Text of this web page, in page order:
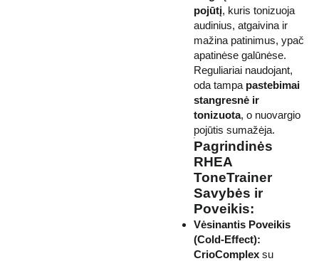
pojūtį, kuris tonizuoja
audinius, atgaivina ir
mažina patinimus, ypač
apatinėse galūnėse.
Reguliariai naudojant,
oda tampa pastebimai
stangresnė ir
tonizuota, o nuovargio
pojūtis sumažėja.
Pagrindinės
RHEA
ToneTrainer
Savybės ir
Poveikis:
Vėsinantis Poveikis
(Cold-Effect):
CrioComplex su